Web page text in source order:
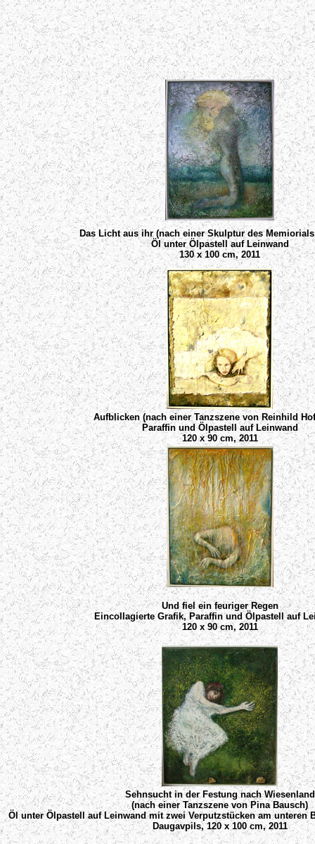
Das Licht aus ihr (nach einer Skulptur des
Öl unter Ölpastell auf Leinwand
130 x 100 cm, 2011
Aufblicken (nach einer Tanzszene von Reinhild
Paraffin und Ölpastell auf Leinwand
120 x 90 cm, 2011
Und fiel ein feuriger Regen
Eincollagierte Grafik, Paraffin und Ölpastell auf
120 x 90 cm, 2011
Sehnsucht in der Festung nach Wiesenland
(nach einer Tanzszene von Pina Bausch)
Öl unter Ölpastell auf Leinwand mit zwei Verputzstücken am unteren
Daugavpils, 120 x 100 cm, 2011